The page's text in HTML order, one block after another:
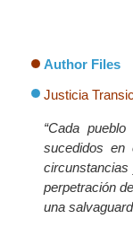
Author Files
Justicia
“Cada
sucedidos en
perpetración
una